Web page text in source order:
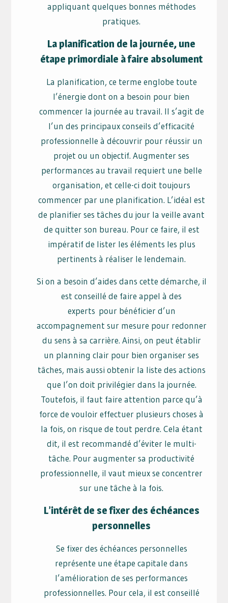
appliquant quelques bonnes méthodes
pratiques.
La planification de la journée, une
étape primordiale à faire absolument
La planification, ce terme englobe toute
l’énergie dont on a besoin pour bien
commencer la journée au travail. Il s’agit de
l’un des principaux conseils d’efficacité
professionnelle à découvrir pour réussir un
projet ou un objectif. Augmenter ses
performances au travail requiert une belle
organisation, et celle-ci doit toujours
commencer par une planification. L’idéal est
de planifier ses tâches du jour la veille avant
de quitter son bureau. Pour ce faire, il est
impératif de lister les éléments les plus
pertinents à réaliser le lendemain.
Si on a besoin d’aides dans cette démarche, il
est conseillé de faire appel à des
experts pour bénéficier d’un
accompagnement sur mesure pour redonner
du sens à sa carrière. Ainsi, on peut établir
un planning clair pour bien organiser ses
tâches, mais aussi obtenir la liste des actions
que l’on doit privilégier dans la journée.
Toutefois, il faut faire attention parce qu’à
force de vouloir effectuer plusieurs choses à
la fois, on risque de tout perdre. Cela étant
dit, il est recommandé d’éviter le multi-
tâche. Pour augmenter sa productivité
professionnelle, il vaut mieux se concentrer
sur une tâche à la fois.
L’intérêt de se fixer des échéances
personnelles
Se fixer des échéances personnelles
représente une étape capitale dans
l’amélioration de ses performances
professionnelles. Pour cela, il est conseillé